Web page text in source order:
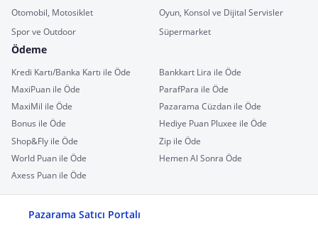
Otomobil, Motosiklet
Oyun, Konsol ve Dijital Servisler
Spor ve Outdoor
Süpermarket
Ödeme
Kredi Kartı/Banka Kartı ile Öde
Bankkart Lira ile Öde
MaxiPuan ile Öde
ParafPara ile Öde
MaxiMil ile Öde
Pazarama Cüzdan ile Öde
Bonus ile Öde
Hediye Puan Pluxee ile Öde
Shop&Fly ile Öde
Zip ile Öde
World Puan ile Öde
Hemen Al Sonra Öde
Axess Puan ile Öde
Pazarama Satıcı Portalı